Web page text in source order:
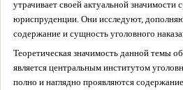
утрачивает своей актуальной значимости
юриспруденции. Они исследуют,
содержание и сущность уголовного
Теоретическая значимость данной темы
является центральным институтом
полно и наглядно проявляются